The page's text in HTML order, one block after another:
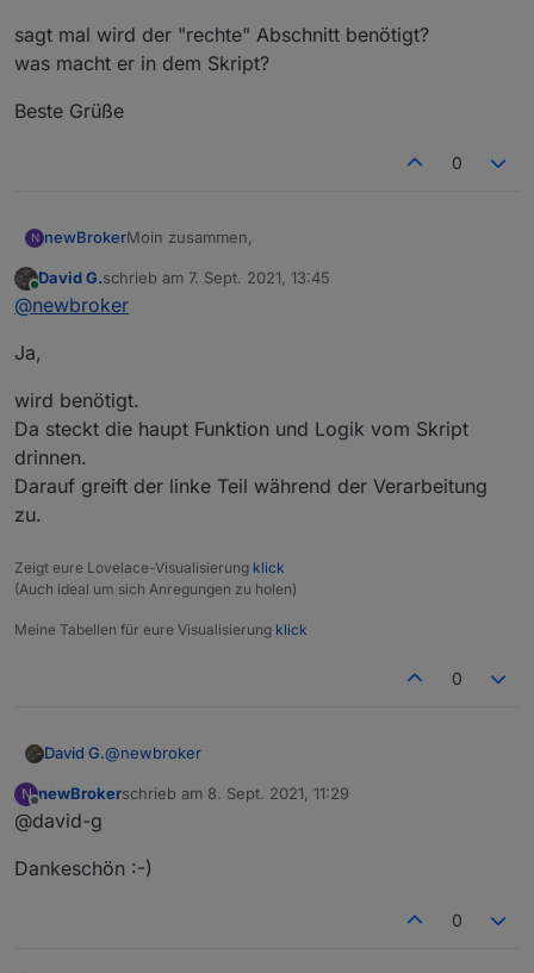
sagt mal wird der "rechte" Abschnitt benötigt?
was macht er in dem Skript?
Beste Grüße
0
N newBrokerMoin zusammen,
sagt mal wird der "rechte" Abschnitt benötigt?
was macht er in dem Skript?
Online
David G.schrieb am 7. Sept. 2021, 13:45
zuletzt editiert von
@newbroker
Ja,
wird benötigt.
Da steckt die haupt Funktion und Logik vom Skript
drinnen.
Darauf greift der linke Teil während der Verarbeitung
zu.
Zeigt eure Lovelace-Visualisierung klick
(Auch ideal um sich Anregungen zu holen)
Meine Tabellen für eure Visualisierung klick
0
David G.@newbroker
Ja,
Da steckt die haupt Funktion und Logik vom Skript
Darauf greift der linke Teil während der Verarbeitung
N
Offline
newBrokerschrieb am 8. Sept. 2021, 11:29
zuletzt editiert von
@david-g
Dankeschön :-)
0